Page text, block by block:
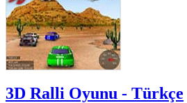
3D Ralli Oyunu - Türkçe